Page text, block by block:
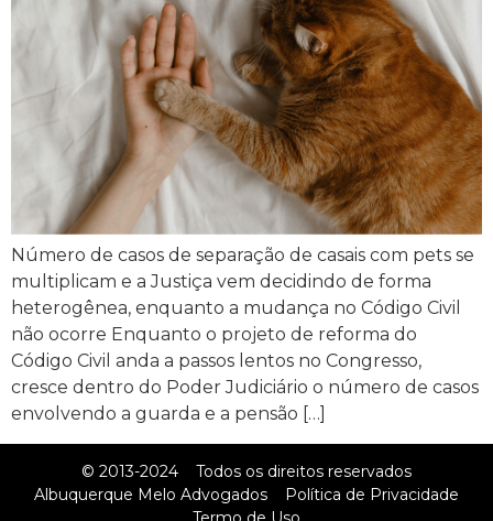
Número de casos de separação de casais com pets se
multiplicam e a Justiça vem decidindo de forma
heterogênea, enquanto a mudança no Código Civil
não ocorre Enquanto o projeto de reforma do
Código Civil anda a passos lentos no Congresso,
cresce dentro do Poder Judiciário o número de casos
envolvendo a guarda e a pensão […]
© 2013-2024
Todos os direitos reservados
Albuquerque Melo Advogados
Política de Privacidade